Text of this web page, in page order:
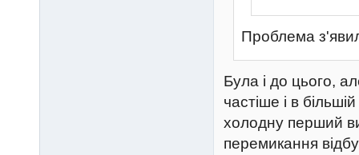
Проблема
Була і до цього,
частіше і в
холодну перший
перемикання